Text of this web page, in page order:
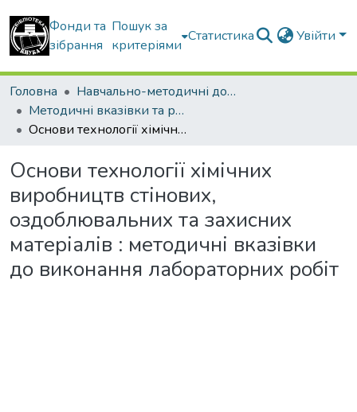
Фонди та
зібрання
Пошук за
критеріями
Статистика Увійти
Головна
Навчально-методичні документи
Методичні вказівки та рекомендації
Основи технології хімічних виробництв стінових, оздоблювальних та захисних матеріалів : методичні вказівки до виконання лабораторних робіт
Основи технології хімічних
виробництв стінових,
оздоблювальних та захисних
матеріалів : методичні вказівки
до виконання лабораторних робіт